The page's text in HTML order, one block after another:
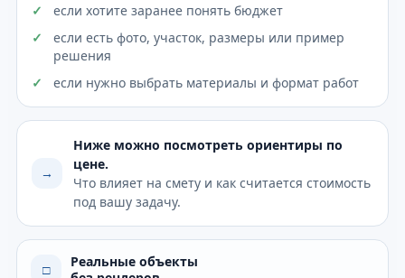
если хотите заранее понять бюджет
если есть фото, участок, размеры или пример
решения
если нужно выбрать материалы и формат работ
→
Ниже можно посмотреть ориентиры по
цене.
Что влияет на смету и как считается стоимость
под вашу задачу.
□
Реальные объекты